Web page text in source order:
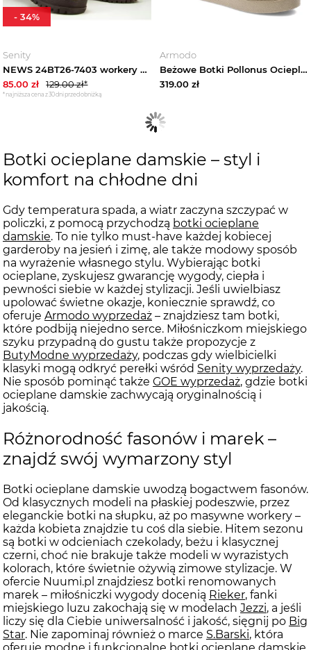
Senity
NEWS 24BT26-7403 workery damskie botki ocieplane na zimę białe
85.00 zł 129.00zł*
*najniższa cena z 30 dni przed obniżką
-34%
Armodo
Beżowe Botki Pollonus Ocieplane Skórzane Buty Damskie
319.00 zł
Botki ocieplane damskie – styl i
komfort na chłodne dni
Gdy temperatura spada, a wiatr zaczyna szczypać w
policzki, z pomocą przychodzą botki ocieplane
damskie. To nie tylko must-have każdej kobiecej
garderoby na jesień i zimę, ale także modowy sposób
na wyrażenie własnego stylu. Wybierając botki
ocieplane, zyskujesz gwarancję wygody, ciepła i
pewności siebie w każdej stylizacji. Jeśli uwielbiasz
upolować świetne okazje, koniecznie sprawdź, co
oferuje Armodo wyprzedaż – znajdziesz tam botki,
które podbiją niejedno serce. Miłośniczkom miejskiego
szyku przypadną do gustu także propozycje z
ButyModne wyprzedaży, podczas gdy wielbicielki
klasyki mogą odkryć perełki wśród Senity wyprzedaży.
Nie sposób pominąć także GOE wyprzedaż, gdzie botki
ocieplane damskie zachwycają oryginalnością i
jakością.
Różnorodność fasonów i marek –
znajdź swój wymarzony styl
Botki ocieplane damskie uwodzą bogactwem fasonów.
Od klasycznych modeli na płaskiej podeszwie, przez
eleganckie botki na słupku, aż po masywne workery –
każda kobieta znajdzie tu coś dla siebie. Hitem sezonu
są botki w odcieniach czekolady, beżu i klasycznej
czerni, choć nie brakuje także modeli w wyrazistych
kolorach, które świetnie ożywią zimowe stylizacje. W
ofercie Nuumi.pl znajdziesz botki renomowanych
marek – miłośniczki wygody docenią Rieker, fanki
miejskiego luzu zakochają się w modelach Jezzi, a jeśli
liczy się dla Ciebie uniwersalność i jakość, sięgnij po Big
Star. Nie zapominaj również o marce S.Barski, która
oferuje modne i funkcjonalne botki ocieplane damskie